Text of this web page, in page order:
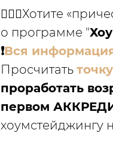
🙋🏼‍♀️Хотите
о программе "
❗️Вся
Просчитать
проработать
первом
хоумстейджингу